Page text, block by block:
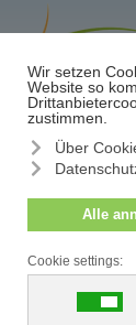
Der Schutz
Anliegen. Wir
daher
Bestimmungen.